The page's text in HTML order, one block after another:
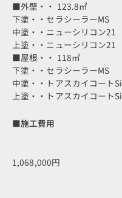
■外壁・・ 123.8㎡
下塗・・セラシーラーMS
中塗・・ニューシリコン21
上塗・・ニューシリコン21
■屋根・・ 118㎡
下塗・・セラシーラーMS
中塗・・トアスカイコートSi
上塗・・トアスカイコートSi
■施工費用
1,068,000円